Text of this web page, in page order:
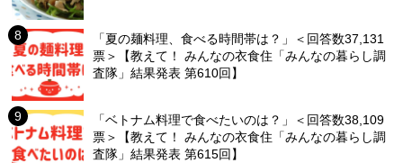
「夏の麺料理、食べる時間帯は？」＜回答数37,131
票＞【教えて！ みんなの衣食住「みんなの暮らし調
査隊」結果発表 第610回】
「ベトナム料理で食べたいのは？」＜回答数38,109
票＞【教えて！ みんなの衣食住「みんなの暮らし調
査隊」結果発表 第615回】